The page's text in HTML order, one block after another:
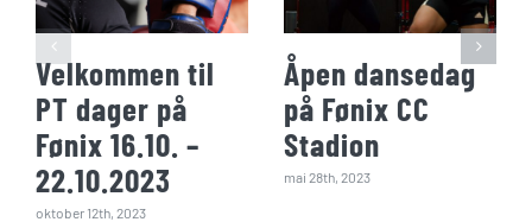
Velkommen til
PT dager på
Fønix 16.10. –
22.10.2023
oktober 12th, 2023
Åpen dansedag
på Fønix CC
Stadion
mai 28th, 2023